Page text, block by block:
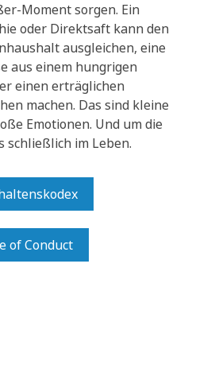
Moment sorgen. Ein
oder Direktsaft kann den
ausgleichen, eine
aus einem hungrigen
einen erträglichen
machen. Das sind kleine
Emotionen. Und um die
schließlich im Leben.
of Conduct